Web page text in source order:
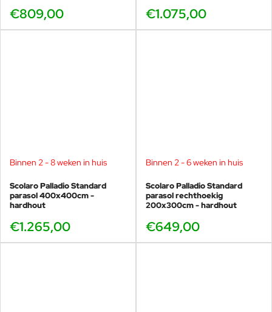
€809,00 €1.075,00
Binnen 2 - 8 weken in huis
Scolaro Palladio Standard
parasol 400x400cm -
hardhout
€1.265,00
Binnen 2 - 6 weken in huis
Scolaro Palladio Standard
parasol rechthoekig
200x300cm - hardhout
€649,00